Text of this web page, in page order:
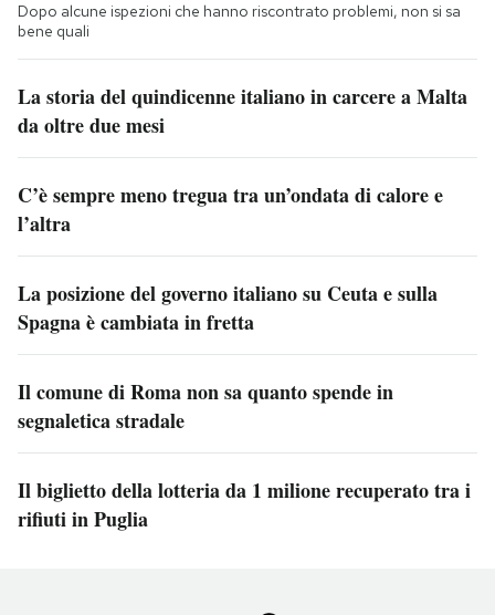
Dopo alcune ispezioni che hanno riscontrato problemi, non si sa
bene quali
La storia del quindicenne italiano in carcere a Malta
da oltre due mesi
C’è sempre meno tregua tra un’ondata di calore e
l’altra
La posizione del governo italiano su Ceuta e sulla
Spagna è cambiata in fretta
Il comune di Roma non sa quanto spende in
segnaletica stradale
Il biglietto della lotteria da 1 milione recuperato tra i
rifiuti in Puglia